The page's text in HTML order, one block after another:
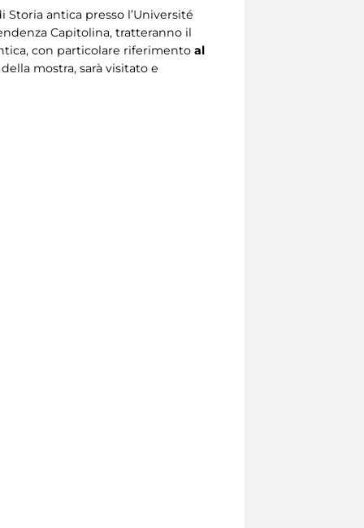
Storia antica presso l’Université
Capitolina, tratteranno il
con particolare riferimento al
mostra, sarà visitato e